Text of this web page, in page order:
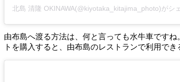
北島 清隆 OKINAWA(@kiyotaka_kitajima_photo)がシ
由布島へ渡る方法は、何と言っても水牛車です
トを購入すると、由布島のレストランで利用で